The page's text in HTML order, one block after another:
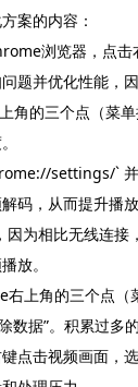
案的内容：
浏览器，点
题并优化性能，
的三个点（菜
settings/`
码，从而提升播放
为相比无线连
放。
上角的三个点（
数据”。积累过多
点击视频画面，